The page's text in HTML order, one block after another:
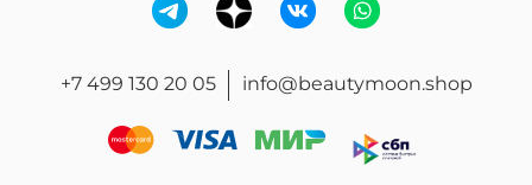
+7 499 130 20 05 info@beautymoon.shop